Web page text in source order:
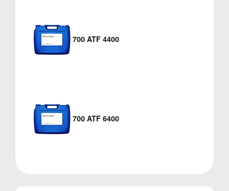
700 ATF 4400
700 ATF 6400